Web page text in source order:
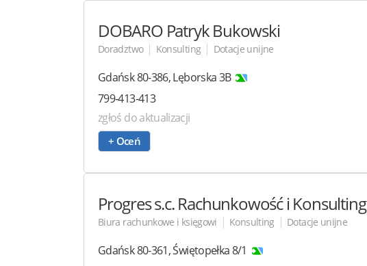
DOBARO Patryk Bukowski
Doradztwo | Konsulting | Dotacje unijne
Gdańsk80-386,Lęborska 3B
799-413-413
zgłoś do aktualizacji
+ Oceń
Progress.c. Rachunkowość i Konsulting
Biura rachunkowe i księgowi | Konsulting | Dotacje unijne
Gdańsk80-361,Świętopełka 8/1